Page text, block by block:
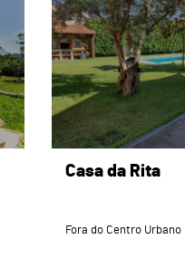
Casa da Rita
Fora do Centro Urbano